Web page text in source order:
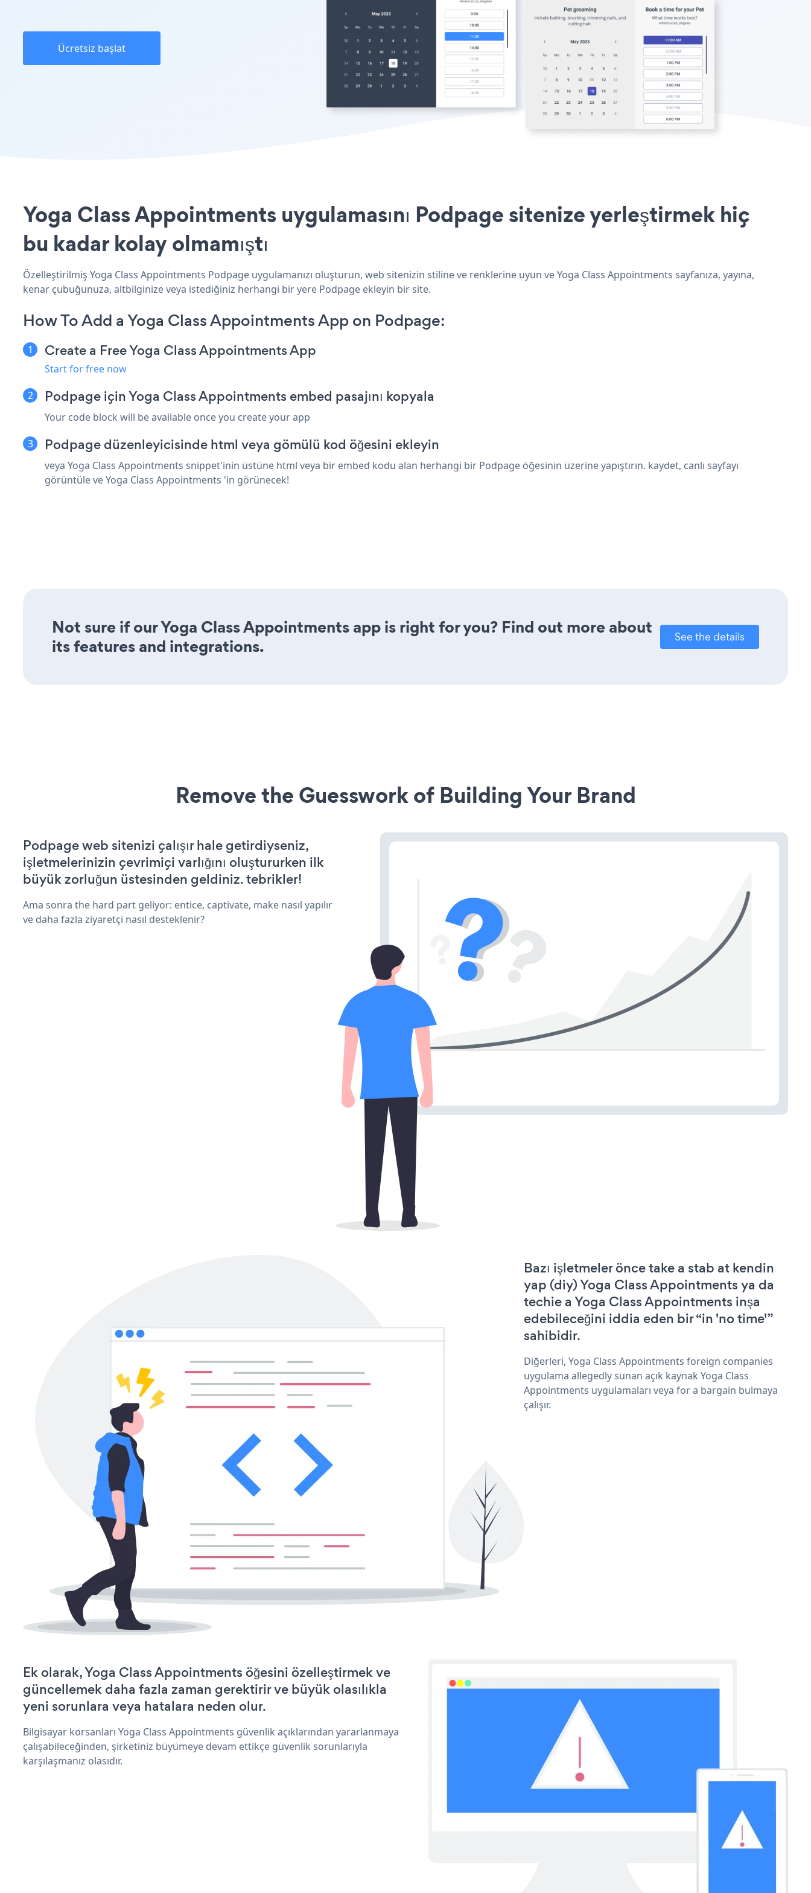
Ücretsiz başlat
Yoga Class Appointments uygulamasını Podpage sitenize yerleştirmek hiç
bu kadar kolay olmamıştı
Özelleştirilmiş Yoga Class Appointments Podpage uygulamanızı oluşturun, web sitenizin stiline ve renklerine uyun ve Yoga Class Appointments sayfanıza, yayına,
kenar çubuğunuza, altbilginize veya istediğiniz herhangi bir yere Podpage ekleyin bir site.
How To Add a Yoga Class Appointments App on Podpage:
Create a Free Yoga Class Appointments App
Start for free now
Podpage için Yoga Class Appointments embed pasajını kopyala
Your code block will be available once you create your app
Podpage düzenleyicisinde html veya gömülü kod öğesini ekleyin
veya Yoga Class Appointments snippet'inin üstüne html veya bir embed kodu alan herhangi bir Podpage öğesinin üzerine yapıştırın. kaydet, canlı sayfayı
görüntüle ve Yoga Class Appointments 'in görünecek!
Not sure if our Yoga Class Appointments app is right for you? Find out more about
its features and integrations.
See the details
Remove the Guesswork of Building Your Brand
Podpage web sitenizi çalışır hale getirdiyseniz,
işletmelerinizin çevrimiçi varlığını oluştururken ilk
büyük zorluğun üstesinden geldiniz. tebrikler!
Ama sonra the hard part geliyor: entice, captivate, make nasıl yapılır
ve daha fazla ziyaretçi nasıl desteklenir?
Bazı işletmeler önce take a stab at kendin
yap (diy) Yoga Class Appointments ya da
techie a Yoga Class Appointments inşa
edebileceğini iddia eden bir “in 'no time'”
sahibidir.
Diğerleri, Yoga Class Appointments foreign companies
uygulama allegedly sunan açık kaynak Yoga Class
Appointments uygulamaları veya for a bargain bulmaya
çalışır.
Ek olarak, Yoga Class Appointments öğesini özelleştirmek ve
güncellemek daha fazla zaman gerektirir ve büyük olasılıkla
yeni sorunlara veya hatalara neden olur.
Bilgisayar korsanları Yoga Class Appointments güvenlik açıklarından yararlanmaya
çalışabileceğinden, şirketiniz büyümeye devam ettikçe güvenlik sorunlarıyla
karşılaşmanız olasıdır.